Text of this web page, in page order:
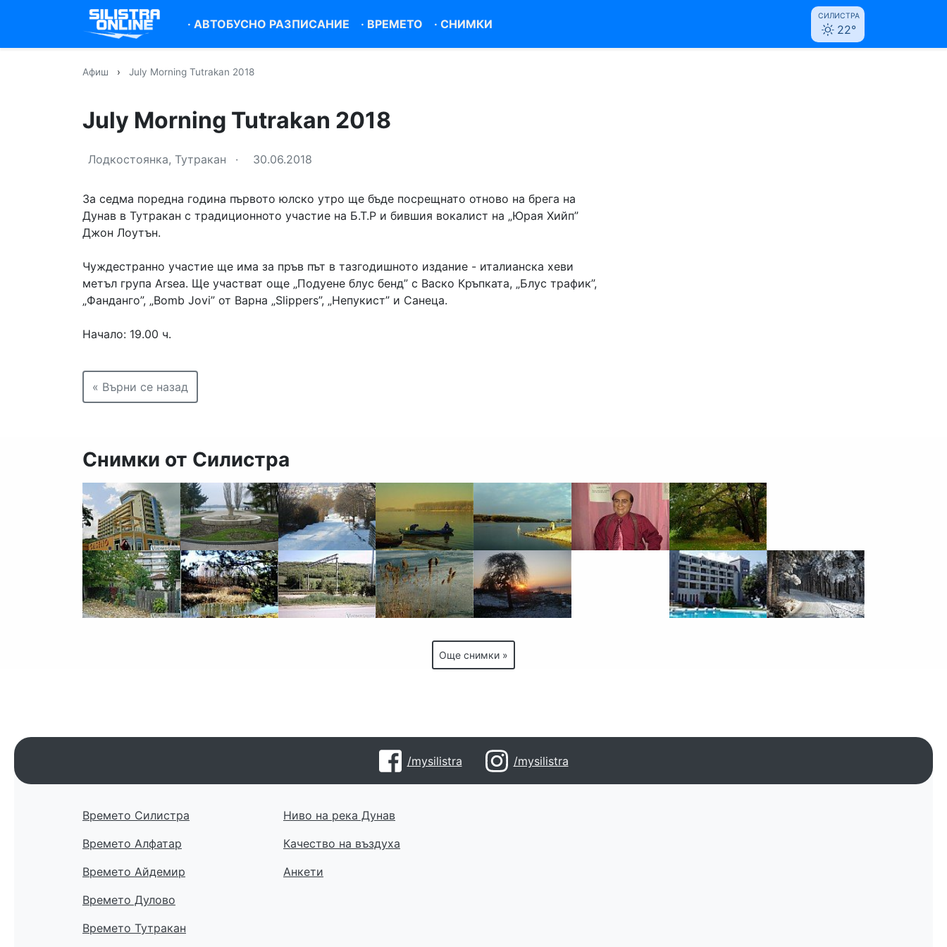
·АВТОБУСНО РАЗПИСАНИЕ · ВРЕМЕТО ·СНИМКИ
СИЛИСТРА
22°
Афиш › July Morning Tutrakan 2018
July Morning Tutrakan 2018
Лодкостоянка, Тутракан · 30.06.2018
За седма поредна година първото юлско утро ще бъде посрещнато отново на брега на
Дунав в Тутракан с традиционното участие на Б.Т.Р и бившия вокалист на „Юрая Хийп”
Джон Лоутън.
Чуждестранно участие ще има за пръв път в тазгодишното издание - италианска хеви
метъл група Аrsea. Ще участват още „Подуене блус бенд” с Васко Кръпката, „Блус трафик”,
„Фанданго”, „Bomb Jovi” от Варна „Slippers”, „Непукист” и Санеца.
Начало: 19.00 ч.
« Върни се назад
Снимки от Силистра
Още снимки »
/mysilistra /mysilistra
Времето Силистра
Времето Алфатар
Времето Айдемир
Времето Дулово
Времето Тутракан
Ниво на река Дунав
Качество на въздуха
Анкети